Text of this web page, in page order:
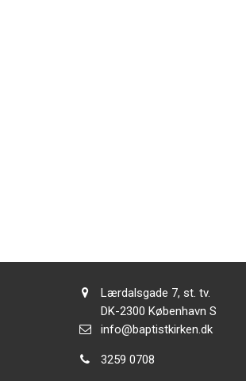
Adresse:
Lærdalsgade 7, st. tv.
Adresse:
DK-2300 København S
Send
info@baptistkirken.dk
Tlf.:
3259 0708